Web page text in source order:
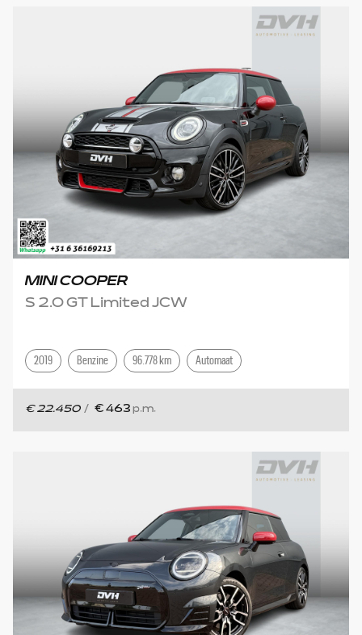
MINI COOPER
S 2.0 GT Limited JCW
2019 Benzine 96.778 km Automaat
€ 22.450 / € 463 p.m.